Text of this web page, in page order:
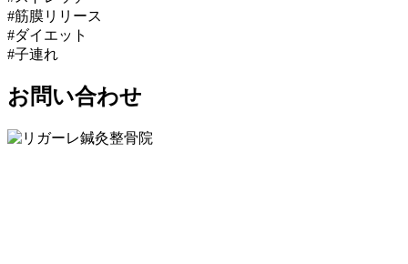
#筋膜リリース
#ダイエット
#子連れ
お問い合わせ